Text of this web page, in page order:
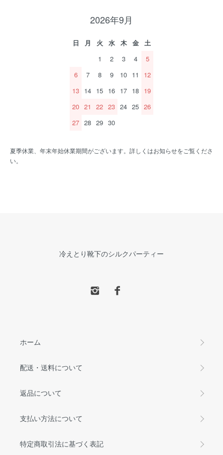
2026年9月
日 月 火 水 木 金
土
1
2 3 4
5
6
7 8 9 10 11
12
13 14 15 16 17 18 19
20 21 22 23 24 25 26
27 28 29 30
夏季休業、年末年始休業期間がございます。詳しくはお知らせをご覧くださ
い。
冷えとり靴下のシルクパーティー
ホーム
配送・送料について
返品について
支払い方法について
特定商取引法に基づく表記